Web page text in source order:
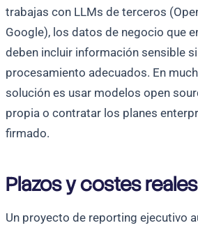
trabajas con LLMs de terceros
Google), los datos de negocio que
deben incluir información sensible
procesamiento adecuados. En
solución es usar modelos open
propia o contratar los planes
firmado.
Plazos y costes reales
Un proyecto de reporting ejecutivo